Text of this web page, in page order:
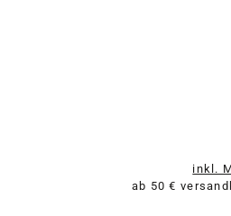
inkl.
ab 50 €